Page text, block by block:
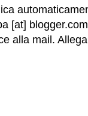
[at]
alla mail.